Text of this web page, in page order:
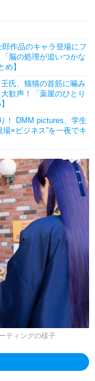
作品のキャラ登場にフ
脳の処理が追いつかな
】
氏、猫猫の首筋に噛み
歓声！「薬屋のひとり
！ DMM pictures、学生
×ビジネス”を一夜でキ
ティングの様子